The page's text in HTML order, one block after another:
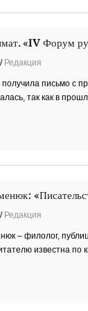
«IV Форум
Редакция
письмо с
так как в
Редакция
– филолог,
известна